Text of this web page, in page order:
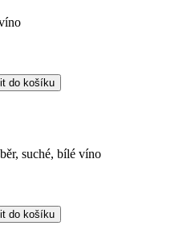
suché, bílé víno